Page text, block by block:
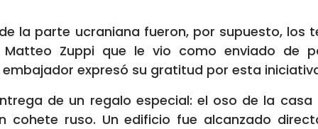
la parte ucraniana fueron, por supuesto, los
Zuppi que le vio como enviado de
expresó su gratitud por esta
de un regalo especial: el oso de la casa
ruso. Un edificio fue alcanzado